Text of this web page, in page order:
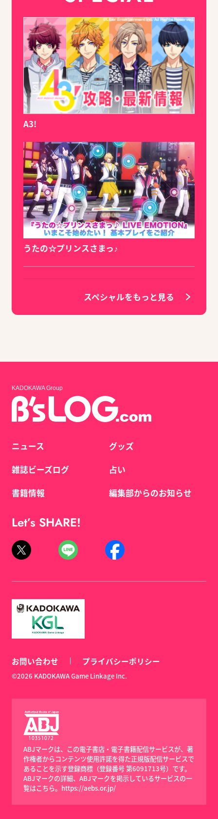
A3!
うたの☆プリンスさまっ♪
スペシャルをもっと見る
KADOKAWA Group
ニュース
雑誌ビーズログ
書籍情報
グッズ
占い
編集部からのお知らせ
Let’s SHARE!
お問い合わせ プライバシーポリシー
©2026 KADOKAWA Game Linkage Inc.
ABJマークは、この電子書店・電子書籍配信サービスが、著
作権者からコンテンツ使用許諾を得た正規版配信サービスで
あることを示す登録商標（登録番号 第6091713号）です。
ABJマークの詳細、ABJマークを掲示しているサービスの一
覧はこちら。 https://aebs.or.jp/